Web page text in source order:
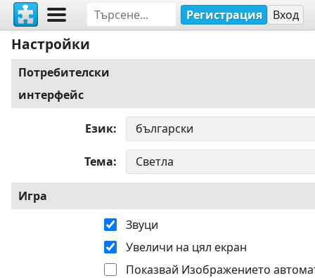
Регистрация Вход
Настройки
Потребителски
интерфейс
Език
Тема
Игра
Звуци
Увеличи на цял екран
Показвай Изображението